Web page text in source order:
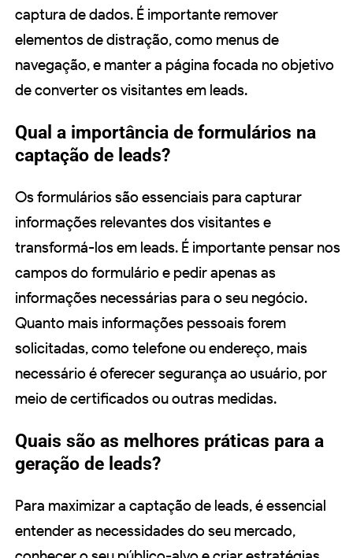
captura de dados. É importante remover
elementos de distração, como menus de
navegação, e manter a página focada no objetivo
de converter os visitantes em leads.
Qual a importância de formulários na
captação de leads?
Os formulários são essenciais para capturar
informações relevantes dos visitantes e
transformá-los em leads. É importante pensar nos
campos do formulário e pedir apenas as
informações necessárias para o seu negócio.
Quanto mais informações pessoais forem
solicitadas, como telefone ou endereço, mais
necessário é oferecer segurança ao usuário, por
meio de certificados ou outras medidas.
Quais são as melhores práticas para a
geração de leads?
Para maximizar a captação de leads, é essencial
entender as necessidades do seu mercado,